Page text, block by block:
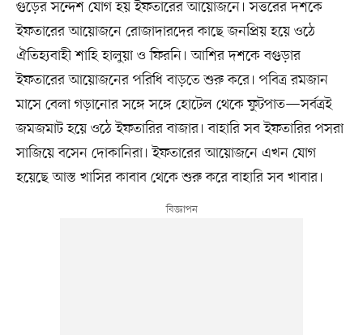
গুড়ের সন্দেশ যোগ হয় ইফতারের আয়োজনে। সত্তরের দশকে
ইফতারের আয়োজনে রোজাদারদের কাছে জনপ্রিয় হয়ে ওঠে
ঐতিহ্যবাহী শাহি হালুয়া ও ফিরনি। আশির দশকে বগুড়ার
ইফতারের আয়োজনের পরিধি বাড়তে শুরু করে। পবিত্র রমজান
মাসে বেলা গড়ানোর সঙ্গে সঙ্গে হোটেল থেকে ফুটপাত—সর্বত্রই
জমজমাট হয়ে ওঠে ইফতারির বাজার। বাহারি সব ইফতারির পসরা
সাজিয়ে বসেন দোকানিরা। ইফতারের আয়োজনে এখন যোগ
হয়েছে আস্ত খাসির কাবাব থেকে শুরু করে বাহারি সব খাবার।